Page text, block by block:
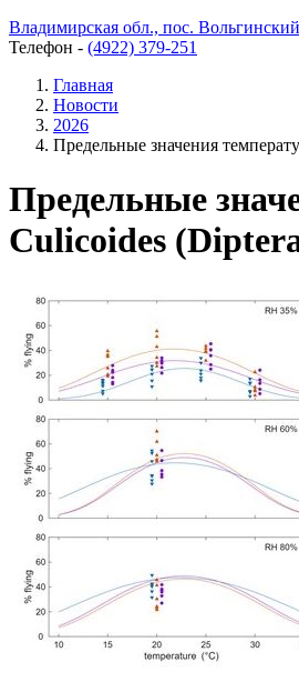
Владимирская обл., пос.
Телефон - (4922) 379-251
Главная
Новости
2026
Предельные значения
Предельные
Culicoides